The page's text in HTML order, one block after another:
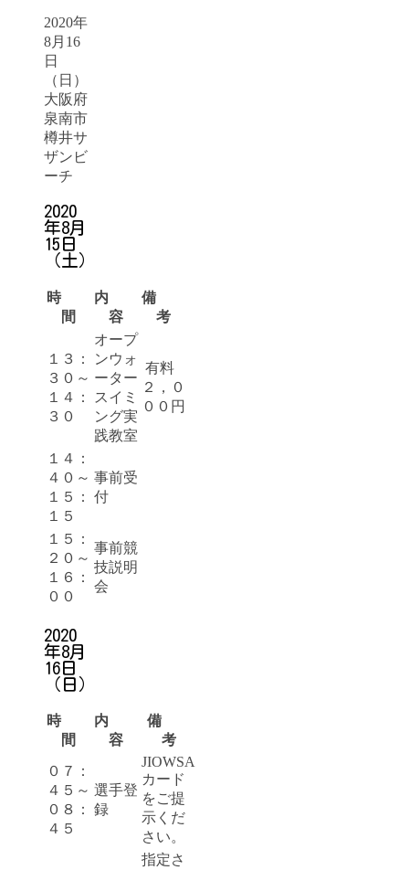
2020年
8月16
日
（日）
大阪府
泉南市
樽井サ
ザンビ
ーチ
2020
年8月
15日
（土）
時
間
内
容
備
考
１３：
３０～
１４：
３０
オープ
ンウォ
ーター
スイミ
ング実
践教室
有料
２，０
００円
１４：
４０～
１５：
１５
事前受
付
１５：
２０～
１６：
００
事前競
技説明
会
2020
年8月
16日
（日）
時
間
内
容
備
考
０７：
４５～
０８：
４５
選手登
録
JIOWSA
カード
をご提
示くだ
さい。
指定さ